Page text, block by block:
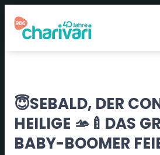
😇SEBALD, DER
HEILIGE 🫴🍼DAS
BABY-BOOMER